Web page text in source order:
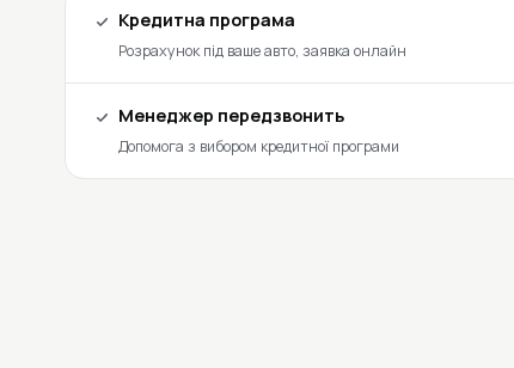
Кредитна програма
Розрахунок під ваше авто, заявка онлайн
Менеджер передзвонить
Допомога з вибором кредитної програми